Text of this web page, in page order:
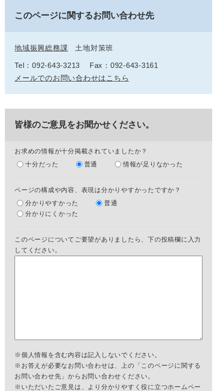
このページに関するお問い合わせ先
地域振興総務課 土地対策班
Tel：092-643-3213
Fax：092-643-3161
メールでのお問い合わせはこちら
皆様のご意見をお聞かせください。
お求めの情報が十分掲載されていましたか？
十分だった
普通 情報が足りなかった
ページの構成や内容、表現は分かりやすかったですか？
分かりやすかった
普通
分かりにくかった
このページについてご要望がありましたら、下の投稿欄に入力
してください。
※個人情報を含む内容は記入しないでください。
※お答えが必要なお問い合わせは、上の「このページに関する
お問い合わせ先」からお問い合わせください。
※いただいたご意見は、より分かりやすく役に立つホームペー